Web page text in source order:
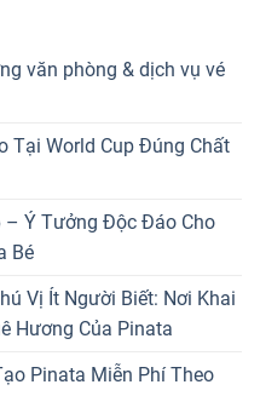
văn phòng & dịch vụ vé
Tại World Cup Đúng Chất
– Ý Tưởng Độc Đáo Cho
Bé
Vị Ít Người Biết: Nơi Khai
Hương Của Pinata
Pinata Miễn Phí Theo